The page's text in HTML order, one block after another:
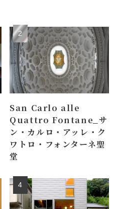
San Carlo alle
Quattro Fontane_サ
ン・カルロ・アッレ・ク
ワトロ・フォンターネ聖
堂